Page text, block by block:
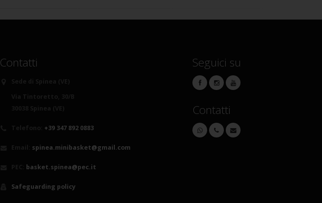
Contatti
+39 347 892 0883
spinea.minibasket@gmail.com
basket.spinea@pec.it
Safeguarding policy
Seguici su
Contatti